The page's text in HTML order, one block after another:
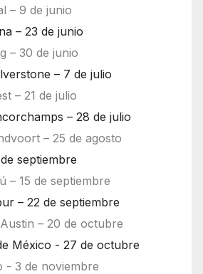
– 9 de junio
– 23 de junio
– 30 de junio
– 7 de julio
– 21 de julio
– 28 de julio
– 25 de agosto
septiembre
– 15 de septiembre
– 22 de septiembre
– 20 de octubre
México - 27 de octubre
- 3 de noviembre